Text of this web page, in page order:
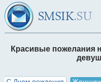
Красивые пожелания